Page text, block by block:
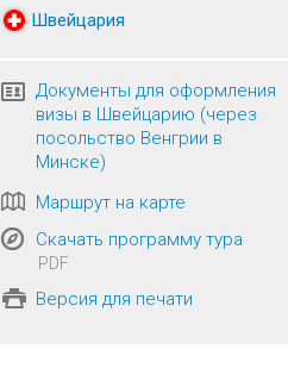
Швейцария
Документы для оформления
визы в Швейцарию (через
посольство Венгрии в
Минске)
Маршрут на карте
Скачать программу тура
PDF
Версия для печати